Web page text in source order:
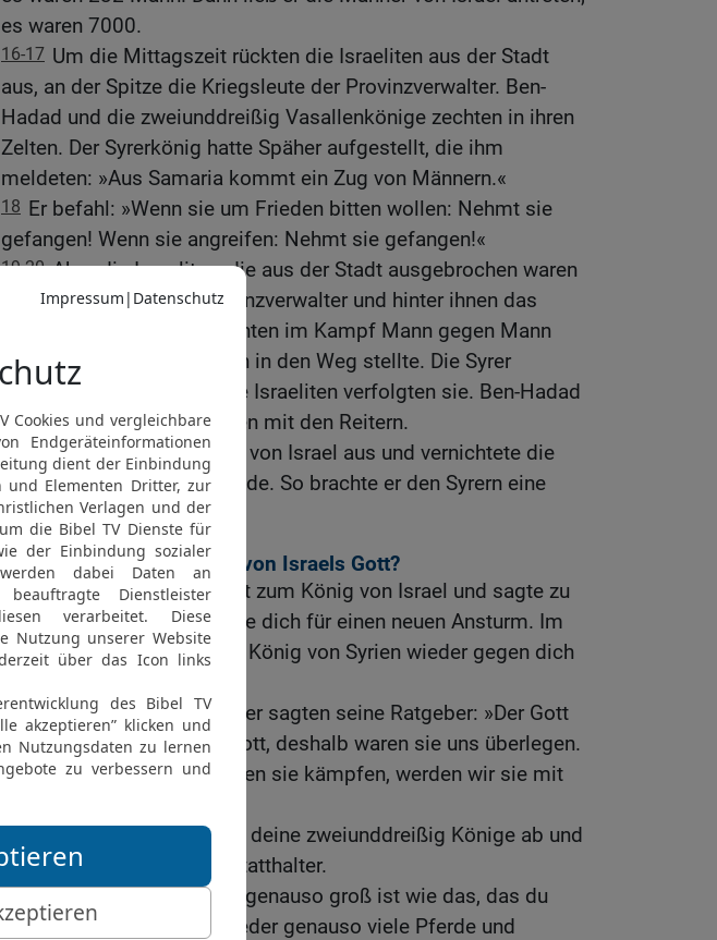
es waren 7000.
16-17 Um die Mittagszeit rückten die Israeliten aus der Stadt
aus, an der Spitze die Kriegsleute der Provinzverwalter. Ben-
Hadad und die zweiunddreißig Vasallenkönige zechten in ihren
Zelten. Der Syrerkönig hatte Späher aufgestellt, die ihm
meldeten: »Aus Samaria kommt ein Zug von Männern.«
18 Er befahl: »Wenn sie um Frieden bitten wollen: Nehmt sie
gefangen! Wenn sie angreifen: Nehmt sie gefangen!«
19-20 Aber die Israeliten, die aus der Stadt ausgebrochen waren
– die Kriegsleute der Provinzverwalter und hinter ihnen das
ganze Heer Israels –, machten im Kampf Mann gegen Mann
jeden nieder, der sich ihnen in den Weg stellte. Die Syrer
ergriffen die Flucht und die Israeliten verfolgten sie. Ben-Hadad
entkam zu Pferd zusammen mit den Reitern.
21
Darauf rückte der König von Israel aus und vernichtete die
Streitwagenmacht der Feinde. So brachte er den Syrern eine
schwere Niederlage bei.
Wie weit reicht die Macht von Israels Gott?
22 Wieder kam der Prophet zum König von Israel und sagte zu
ihm: »Sei auf der Hut! Rüste dich für einen neuen Ansturm. Im
nächsten Frühjahr wird der König von Syrien wieder gegen dich
23 Zu König Ben-Hadad aber sagten seine Ratgeber: »Der Gott
der Israeliten ist ein Berggott, deshalb waren sie uns überlegen.
Wenn wir in der Ebene gegen sie kämpfen, werden wir sie mit
24
Wir raten dir also: Setze deine zweiunddreißig Könige ab und
ersetze sie durch Provinzstatthalter.
25 Stelle ein Heer auf, das genauso groß ist wie das, das du
verloren hast, und auch wieder genauso viele Pferde und